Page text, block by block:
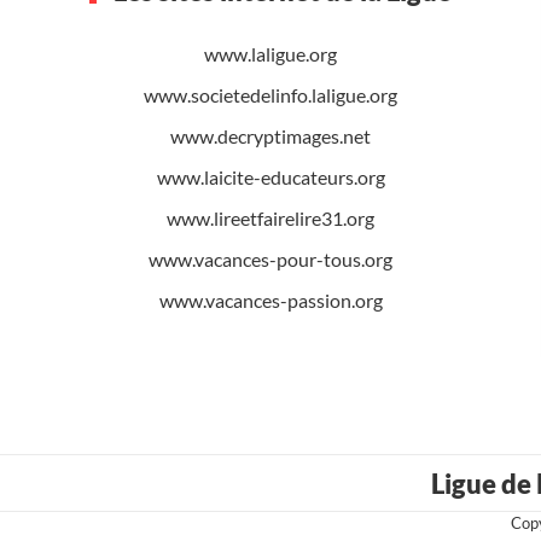
www.laligue.org
www.societedelinfo.laligue.org
www.decryptimages.net
www.laicite-educateurs.org
www.lireetfairelire31.org
www.vacances-pour-tous.org
www.vacances-passion.org
Ligue